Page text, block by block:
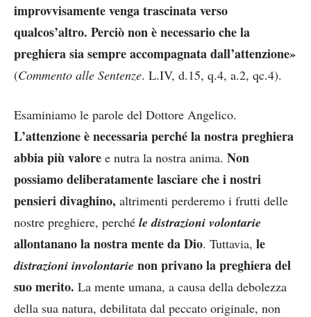
improvvisamente venga trascinata verso
qualcos’altro. Perciò non è necessario che la
preghiera sia sempre accompagnata dall’attenzione»
(Commento alle Sentenze. L.IV, d.15, q.4, a.2, qc.4).
Esaminiamo le parole del Dottore Angelico.
L’attenzione è necessaria perché la nostra preghiera
abbia più valore e nutra la nostra anima. Non
possiamo deliberatamente lasciare che i nostri
pensieri divaghino, altrimenti perderemo i frutti delle
nostre preghiere, perché le distrazioni volontarie
allontanano la nostra mente da Dio. Tuttavia, le
distrazioni involontarie non privano la preghiera del
suo merito. La mente umana, a causa della debolezza
della sua natura, debilitata dal peccato originale, non